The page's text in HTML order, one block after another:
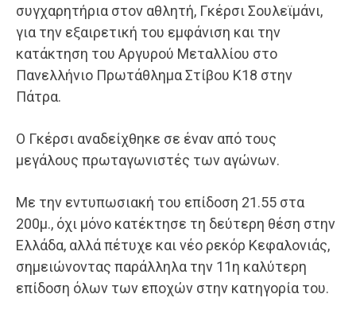
συγχαρητήρια στον αθλητή, Γκέρσι Σουλεϊμάνι,
για την εξαιρετική του εμφάνιση και την
κατάκτηση του Αργυρού Μεταλλίου στο
Πανελλήνιο Πρωτάθλημα Στίβου Κ18 στην
Πάτρα.
Ο Γκέρσι αναδείχθηκε σε έναν από τους
μεγάλους πρωταγωνιστές των αγώνων.
Με την εντυπωσιακή του επίδοση 21.55 στα
200μ., όχι μόνο κατέκτησε τη δεύτερη θέση στην
Ελλάδα, αλλά πέτυχε και νέο ρεκόρ Κεφαλονιάς,
σημειώνοντας παράλληλα την 11η καλύτερη
επίδοση όλων των εποχών στην κατηγορία του.